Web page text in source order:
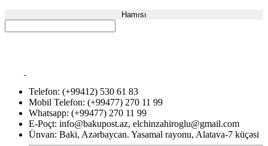
Hamısı
Telefon: (+99412) 530 61 83
Mobil Telefon: (+99477) 270 11 99
Whatsapp: (+99477) 270 11 99
E-Poçt: info@bakupost.az, elchinzahiroglu@gmail.com
Ünvan: Baki, Azərbaycan. Yasamal rayonu, Alatava-7 küçəsi